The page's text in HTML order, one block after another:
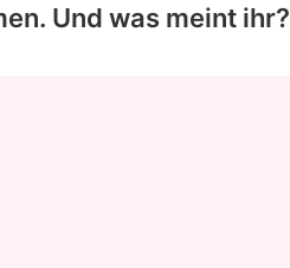
Und was meint ihr?